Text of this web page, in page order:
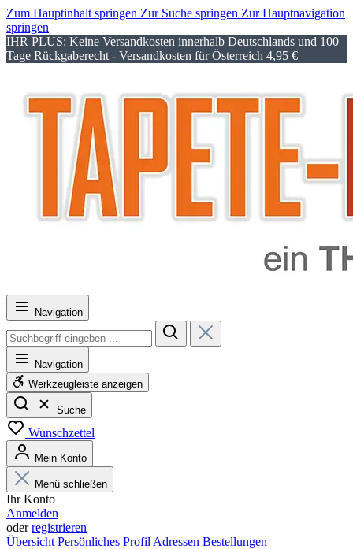
Zum Hauptinhalt springen Zur Suche springen Zur Hauptnavigation
springen
IHR PLUS: Keine Versandkosten innerhalb Deutschlands und 100
Tage Rückgaberecht - Versandkosten für Österreich 4,95 €
Navigation
Navigation
Werkzeugleiste anzeigen
Suche
Wunschzettel
Mein Konto
Menü schließen
Ihr Konto
Anmelden
oderregistrieren
Übersicht Persönliches Profil Adressen Bestellungen